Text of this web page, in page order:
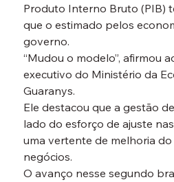
Produto Interno Bruto (PIB)
que o estimado pelos
governo.
“Mudou o modelo”, afirmou
executivo do Ministério da
Guaranys.
Ele destacou que a gestão
lado do esforço de ajuste
uma vertente de melhoria
negócios.
O avanço nesse segundo